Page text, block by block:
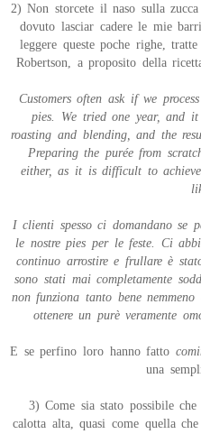
2) Non storcete il naso sulla
dovuto lasciar cadere le mie
leggere queste poche righe,
Robertson, a proposito della
Customers often ask if we
pies. We tried one year, and
roasting and blending, and the
Preparing the purée from
either, as it is difficult to
I clienti spesso ci domandano se
le nostre pies per le feste. Ci
continuo arrostire e frullare è
sono stati mai completamente
non funziona tanto bene
ottenere un purè veramente
E se perfino loro hanno fatto
una
3) Come sia stato possibile
calotta alta, quasi come quella